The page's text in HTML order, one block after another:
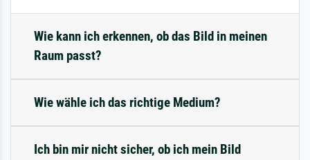
Wie kann ich erkennen, ob das Bild in meinen
Raum passt?
Wie wähle ich das richtige Medium?
Ich bin mir nicht sicher, ob ich mein Bild